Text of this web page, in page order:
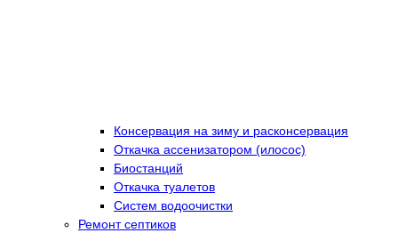
Консервация на зиму и расконсервация
Откачка ассенизатором (илосос)
Биостанций
Откачка туалетов
Систем водоочистки
Ремонт септиков